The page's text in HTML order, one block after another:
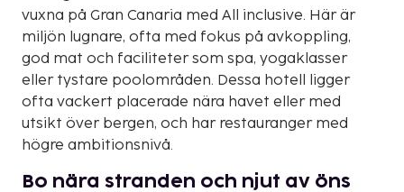
vuxna på Gran Canaria med All inclusive. Här är
miljön lugnare, ofta med fokus på avkoppling,
god mat och faciliteter som spa, yogaklasser
eller tystare poolområden. Dessa hotell ligger
ofta vackert placerade nära havet eller med
utsikt över bergen, och har restauranger med
högre ambitionsnivå.
Bo nära stranden och njut av öns